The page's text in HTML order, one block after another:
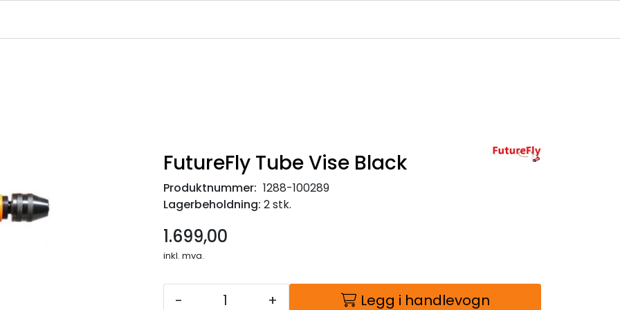
FutureFly Tube Vise Black
Produktnummer: 1288-100289
Lagerbeholdning: 2 stk.
1.699,00
inkl. mva.
- + Legg i handlevogn